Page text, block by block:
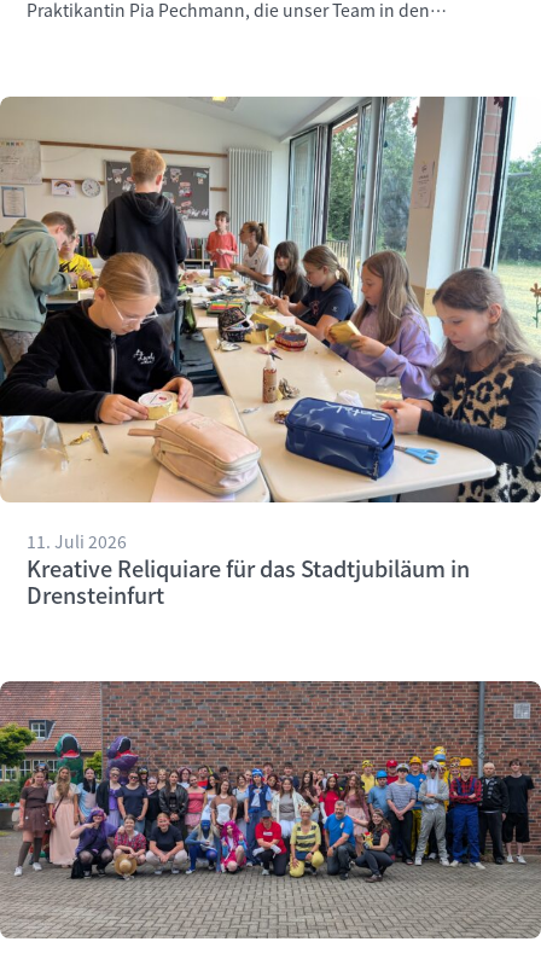
Praktikantin Pia Pechmann, die unser Team in den
11. Juli 2026
Kreative Reliquiare für das Stadtjubiläum in
Drensteinfurt